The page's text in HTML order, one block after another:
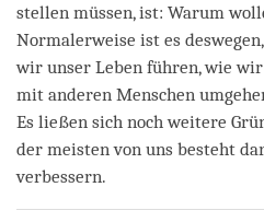
stellen müssen, ist: Warum
Normalerweise ist es
wir unser Leben führen, wie
mit anderen Menschen
Es ließen sich noch weitere
der meisten von uns besteht
verbessern.